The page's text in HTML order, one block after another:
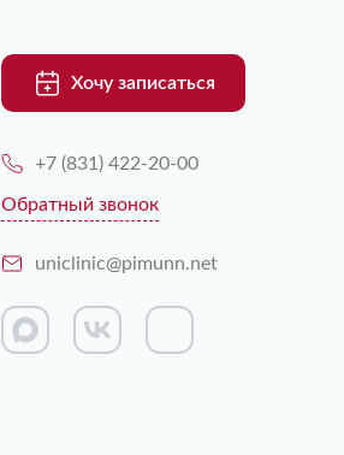
Хочу записаться
+7 (831) 422-20-00
Обратный звонок
uniclinic@pimunn.net